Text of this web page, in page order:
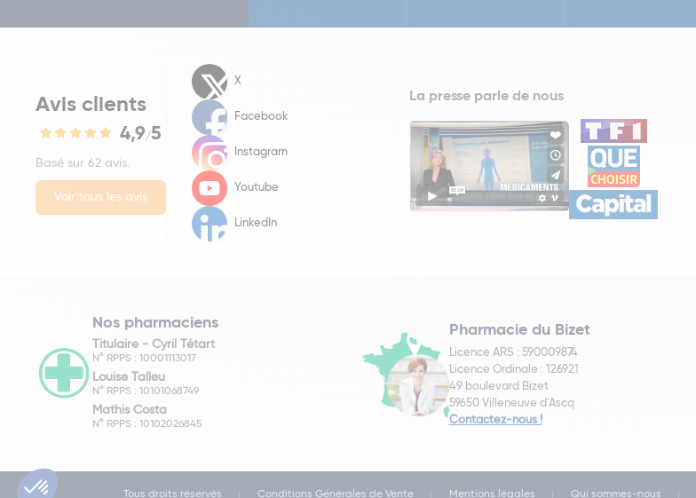
Avis clients
4,9/5
Basé sur 62 avis.
Voir tous les avis
X
Facebook
Instagram
Youtube
LinkedIn
La presse parle de nous
Nos pharmaciens
Titulaire - Cyril Tétart
N° RPPS : 10001113017
Louise Talleu
N° RPPS : 10101068749
Mathis Costa
N° RPPS : 10102026845
Pharmacie du Bizet
Licence ARS : 590009874
Licence Ordinale : 126921
49 boulevard Bizet
59650 Villeneuve d'Ascq
Contactez-nous !
Tous droits réservés Conditions Générales de Vente Mentions légales Qui sommes-nous